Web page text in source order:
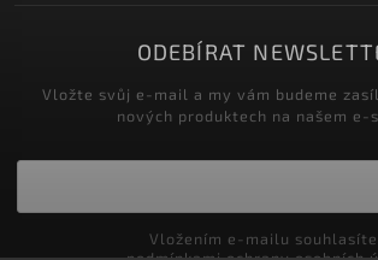
ODEBÍRAT
Vložte svůj e-mail a my vám budeme
nových produktech na našem e-